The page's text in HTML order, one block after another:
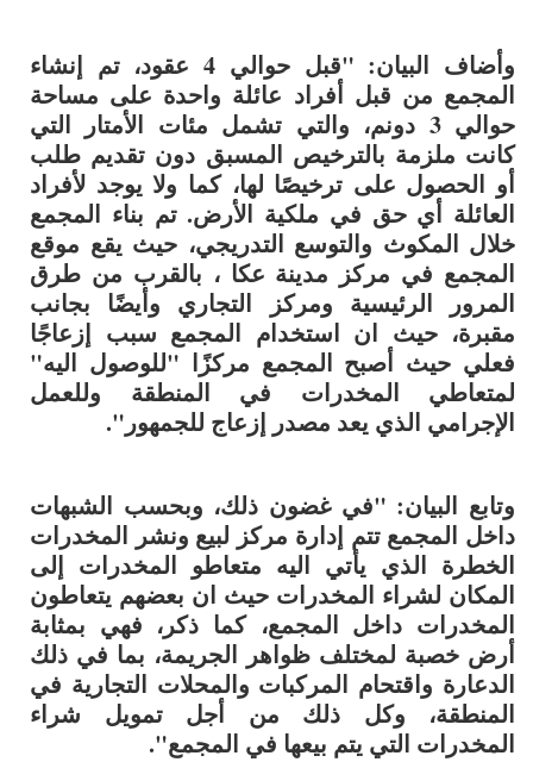
وأضاف البيان: "قبل حوالي 4 عقود، تم إنشاء
المجمع من قبل أفراد عائلة واحدة على مساحة
حوالي 3 دونم، والتي تشمل مئات الأمتار التي
كانت ملزمة بالترخيص المسبق دون تقديم طلب
أو الحصول على ترخيصًا لها، كما ولا يوجد لأفراد
العائلة أي حق في ملكية الأرض. تم بناء المجمع
خلال المكوث والتوسع التدريجي، حيث يقع موقع
المجمع في مركز مدينة عكا ، بالقرب من طرق
المرور الرئيسية ومركز التجاري وأيضًا بجانب
مقبرة، حيث ان استخدام المجمع سبب إزعاجًا
فعلي حيث أصبح المجمع مركزًا "للوصول اليه"
لمتعاطي المخدرات في المنطقة وللعمل
الإجرامي الذي يعد مصدر إزعاج للجمهور".
وتابع البيان: "في غضون ذلك، وبحسب الشبهات
داخل المجمع تتم إدارة مركز لبيع ونشر المخدرات
الخطرة الذي يأتي اليه متعاطو المخدرات إلى
المكان لشراء المخدرات حيث ان بعضهم يتعاطون
المخدرات داخل المجمع، كما ذكر، فهي بمثابة
أرض خصبة لمختلف ظواهر الجريمة، بما في ذلك
الدعارة واقتحام المركبات والمحلات التجارية في
المنطقة، وكل ذلك من أجل تمويل شراء
المخدرات التي يتم بيعها في المجمع".